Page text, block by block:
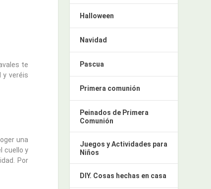
te
y veréis
una
cuello y
Por
Halloween
Navidad
Pascua
Primera comunión
Peinados de Primera
Comunión
Juegos y Actividades para
Niños
DIY. Cosas hechas en casa